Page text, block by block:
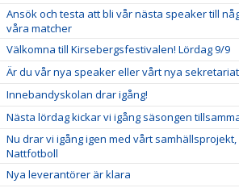
Ansök och testa att bli vår nästa speaker till
våra matcher
Välkomna till Kirsebergsfestivalen! Lördag 9/9
Är du vår nya speaker eller vårt nya
Innebandyskolan drar igång!
Nästa lördag kickar vi igång säsongen
Nu drar vi igång igen med vårt samhällsprojekt,
Nattfotboll
Nya leverantörer är klara